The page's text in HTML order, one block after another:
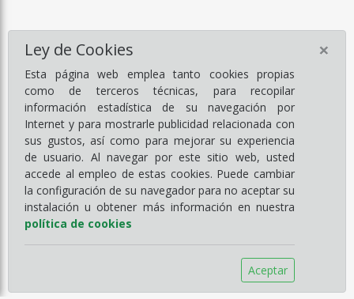
Ley de Cookies
Esta página web emplea tanto cookies propias
como de terceros técnicas, para recopilar
información estadística de su navegación por
Internet y para mostrarle publicidad relacionada con
sus gustos, así como para mejorar su experiencia
de usuario. Al navegar por este sitio web, usted
accede al empleo de estas cookies. Puede cambiar
la configuración de su navegador para no aceptar su
instalación u obtener más información en nuestra
política de cookies
Aceptar
×